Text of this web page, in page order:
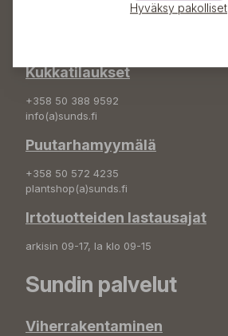
Kukkatilaukset
+358 50 388 9592
info(a)sunds.fi
Puutarhamyymälä
+358 50 572 4235
plantshop(a)sunds.fi
Irtotuotteiden lastausajat
arkisin 09-17, la klo 09-15
Sundin palvelut
Viherrakentaminen
Hyväksy pakolliset